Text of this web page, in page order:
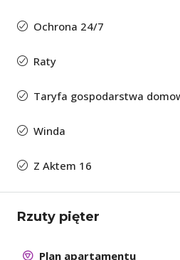
Ochrona 24/7
Raty
Taryfa gospodarstwa
Winda
Z Aktem 16
Rzuty pięter
Plan apartamentu